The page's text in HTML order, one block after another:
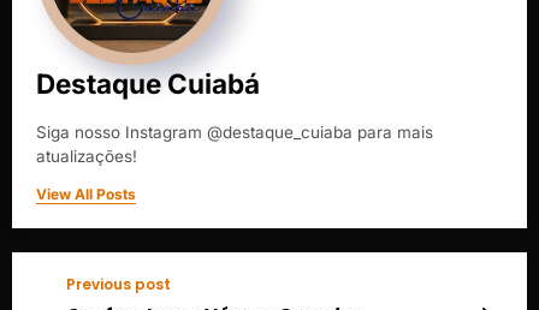
Destaque Cuiabá
Siga nosso Instagram @destaque_cuiaba para mais
atualizações!
View All Posts
Previous post